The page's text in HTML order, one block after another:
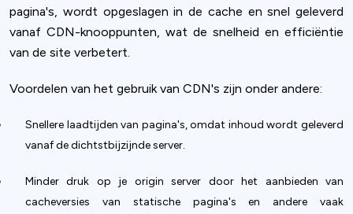
pagina's, wordt opgeslagen in de cache en snel geleverd
vanaf CDN-knooppunten, wat de snelheid en efficiëntie
van de site verbetert.
Voordelen van het gebruik van CDN's zijn onder andere:
Snellere laadtijden van pagina's, omdat inhoud wordt geleverd
vanaf de dichtstbijzijnde server.
Minder druk op je origin server door het aanbieden van
cacheversies van statische pagina's en andere vaak